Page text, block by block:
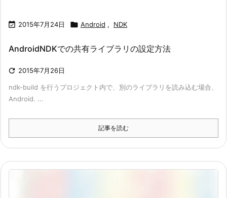
 2015年7月24日  Android , NDK
AndroidNDKでの共有ライブラリの設定方法
 2015年7月26日
ndk-build を行うプロジェクト内で、別のライブラリを読み込む場合、
Android. ...
記事を読む